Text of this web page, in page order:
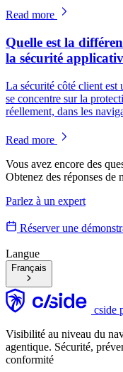
Read more
Quelle est la
la sécurité
La sécurité côté client est
se concentre sur la
réellement, dans les
Read more
Vous avez encore des
Obtenez des réponses de
Parlez à un expert
Réserver une
Langue
Français
cside
Visibilité au niveau du
agentique. Sécurité,
conformité